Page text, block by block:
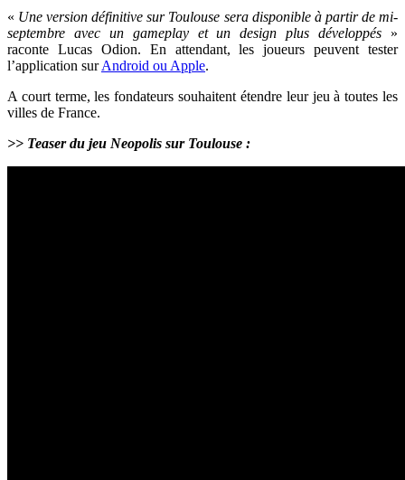
« Une version définitive sur Toulouse sera disponible à partir de mi-
septembre avec un gameplay et un design plus développés »
raconte Lucas Odion. En attendant, les joueurs peuvent tester
l’application surAndroid ou Apple.
A court terme, les fondateurs souhaitent étendre leur jeu à toutes les
villes de France.
>> Teaser du jeu Neopolis sur Toulouse :